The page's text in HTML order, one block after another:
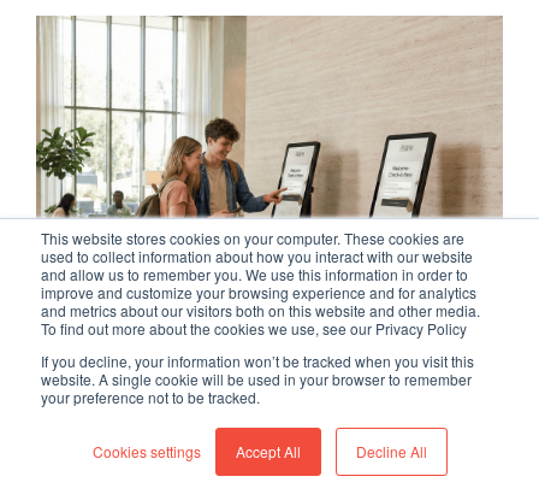
This website stores cookies on your computer. These cookies are
used to collect information about how you interact with our website
and allow us to remember you. We use this information in order to
improve and customize your browsing experience and for analytics
and metrics about our visitors both on this website and other media.
To find out more about the cookies we use, see our Privacy Policy
If you decline, your information won’t be tracked when you visit this
website. A single cookie will be used in your browser to remember
your preference not to be tracked.
Cookies settings Accept All Decline All